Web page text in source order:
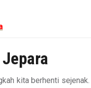
kita berhenti